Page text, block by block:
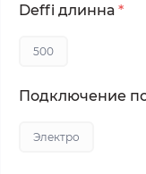
Deffi длинна *
500
Подключение
Электро